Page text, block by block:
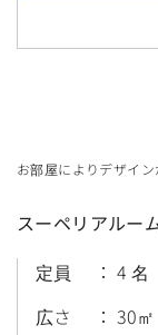
お部屋によりデザイン
スーペリアルー
定員
4 名
広さ
30